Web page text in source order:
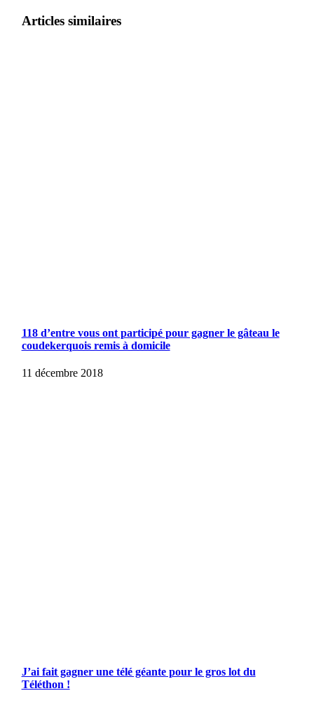
Articles similaires
118 d’entre vous ont participé pour gagner le gâteau le
coudekerquois remis à domicile
11 décembre 2018
J’ai fait gagner une télé géante pour le gros lot du
Téléthon !